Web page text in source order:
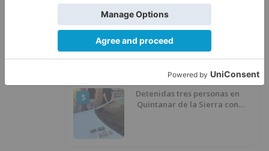
El Burgos CF anuncia que Álex
Lizancos ha sido operado con
éxito del menisco de su rodilla
izquierda
5
Detenidas tres personas en
Quintanar de la Sierra con